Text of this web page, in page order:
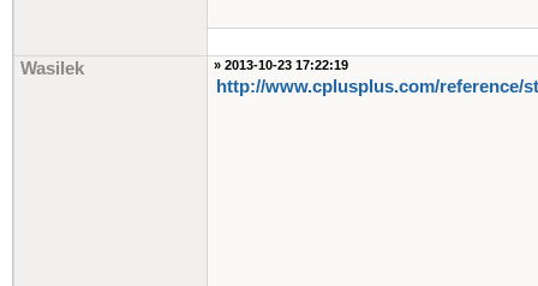
Wasilek » 2013-10-23 17:22:19
http://www.cplusplus.com​/reference/